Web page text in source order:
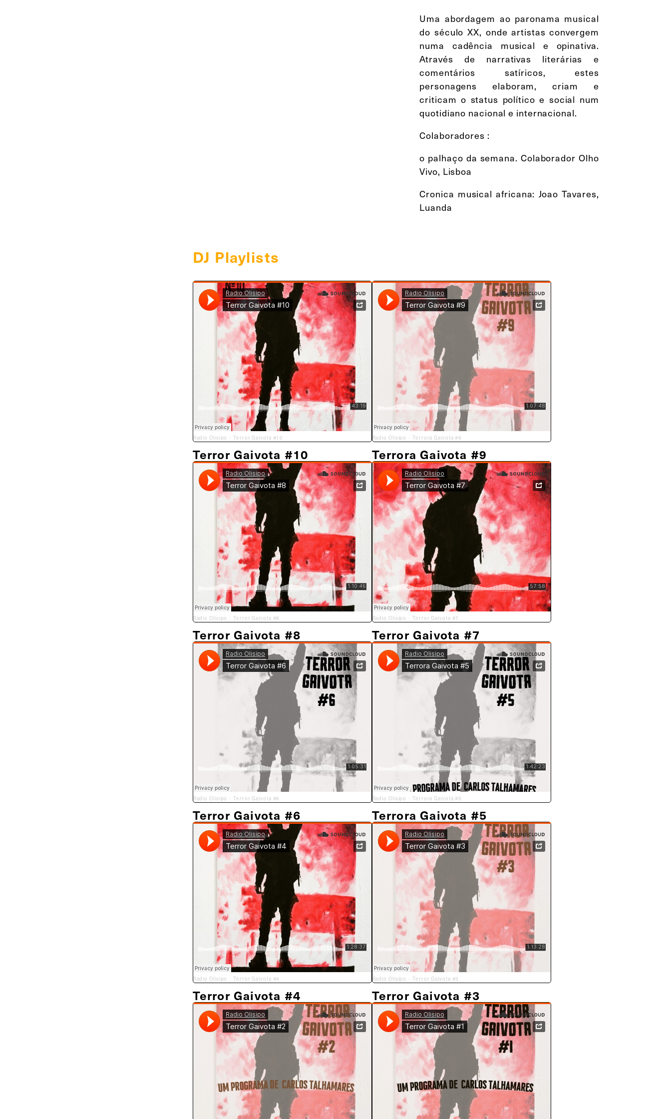
Uma abordagem ao paronama musical
do século XX, onde artistas convergem
numa cadência musical e opinativa.
Através de narrativas literárias e
comentários satíricos, estes
personagens elaboram, criam e
criticam o status político e social num
quotidiano nacional e internacional.
Colaboradores :
o palhaço da semana. Colaborador Olho
Vivo, Lisboa
Cronica musical africana: Joao Tavares,
Luanda
DJ Playlists
Radio Olisipo ·Terror Gaivota #10
Terror Gaivota #10
Radio Olisipo · Terrora Gaivota #9
Terrora Gaivota #9
Radio Olisipo ·Terror Gaivota #8
Terror Gaivota #8
Radio Olisipo · Terror Gaivota #7
Terror Gaivota #7
Radio Olisipo ·Terror Gaivota #6
Terror Gaivota #6
Radio Olisipo · Terrora Gaivota #5
Terrora Gaivota #5
Radio Olisipo ·Terror Gaivota #4
Terror Gaivota #4
Radio Olisipo · Terror Gaivota #3
Terror Gaivota #3